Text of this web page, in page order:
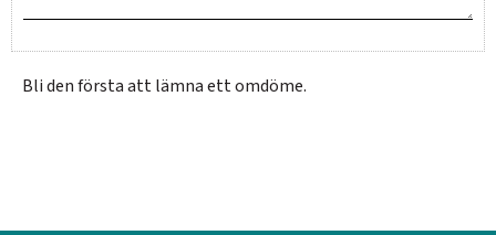
Bli den första att lämna ett omdöme.